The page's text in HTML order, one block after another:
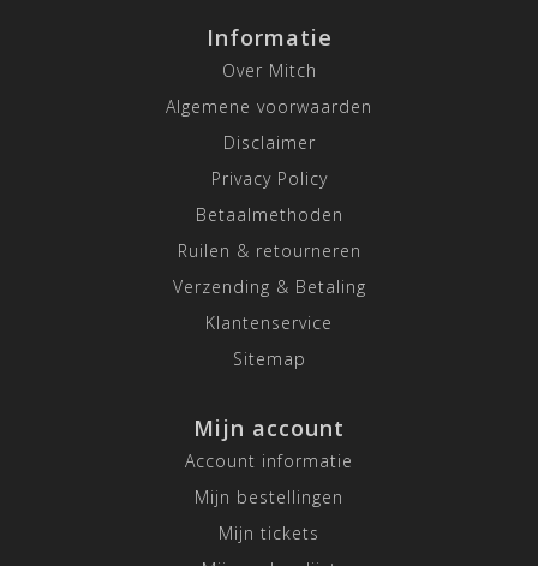
Informatie
Over Mitch
Algemene voorwaarden
Disclaimer
Privacy Policy
Betaalmethoden
Ruilen & retourneren
Verzending & Betaling
Klantenservice
Sitemap
Mijn account
Account informatie
Mijn bestellingen
Mijn tickets